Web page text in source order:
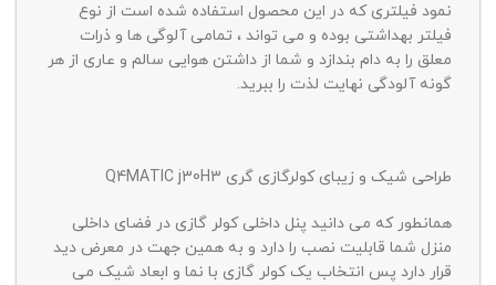
نمود فیلتری که در این محصول استفاده شده است از نوع
فیلتر بهداشتی بوده و می تواند ، تمامی آلوگی ها و ذرات
معلق را به دام بندازد و شما از داشتن هوایی سالم و عاری از هر
گونه آلودگی نهایت لذت را ببرید.
طراحی شیک و زیبای کولرگازی گری Q4MATIC j30H3
همانطور که می دانید پنل داخلی کولر گازی در فضای داخلی
منزل شما قابلیت نصب را دارد و به همین جهت در معرض دید
قرار دارد پس انتخاب یک کولر گازی با نما و ابعاد شیک می